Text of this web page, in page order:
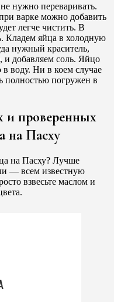
нужно переваривать.
варке можно добавить
легче чистить. В
Кладем яйца в холодную
нужный краситель,
и добавляем соль. Яйцо
воду. Ни в коем случае
полностью погружен в
проверенных
на Пасху
на Пасху? Лучше
— всем известную
взвесьте маслом и